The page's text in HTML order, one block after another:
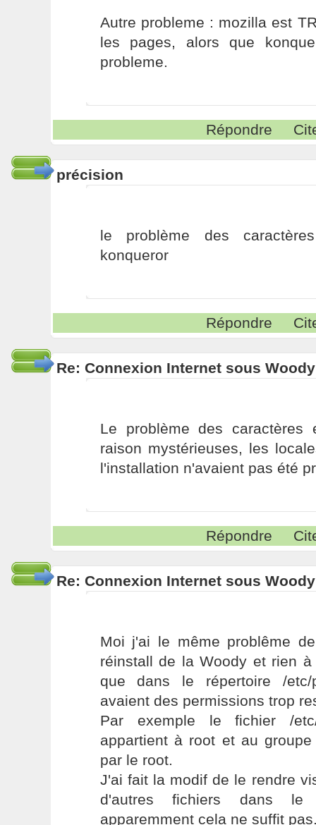
Autre probleme : mozilla est
les pages, alors que
probleme.
Répondre
précision
le problème des
konqueror
Répondre
Re: Connexion Internet sous Woody
Le problème des caractères
raison mystérieuses, les
l'installation n'avaient pas été
Répondre
Re: Connexion Internet sous Woody
Moi j'ai le même problême
réinstall de la Woody et rien
que dans le répertoire /etc/
avaient des permissions trop
Par exemple le fichier /etc/
appartient à root et au
par le root.
J'ai fait la modif de le rendre
d'autres fichiers dans
apparemment cela ne suffit